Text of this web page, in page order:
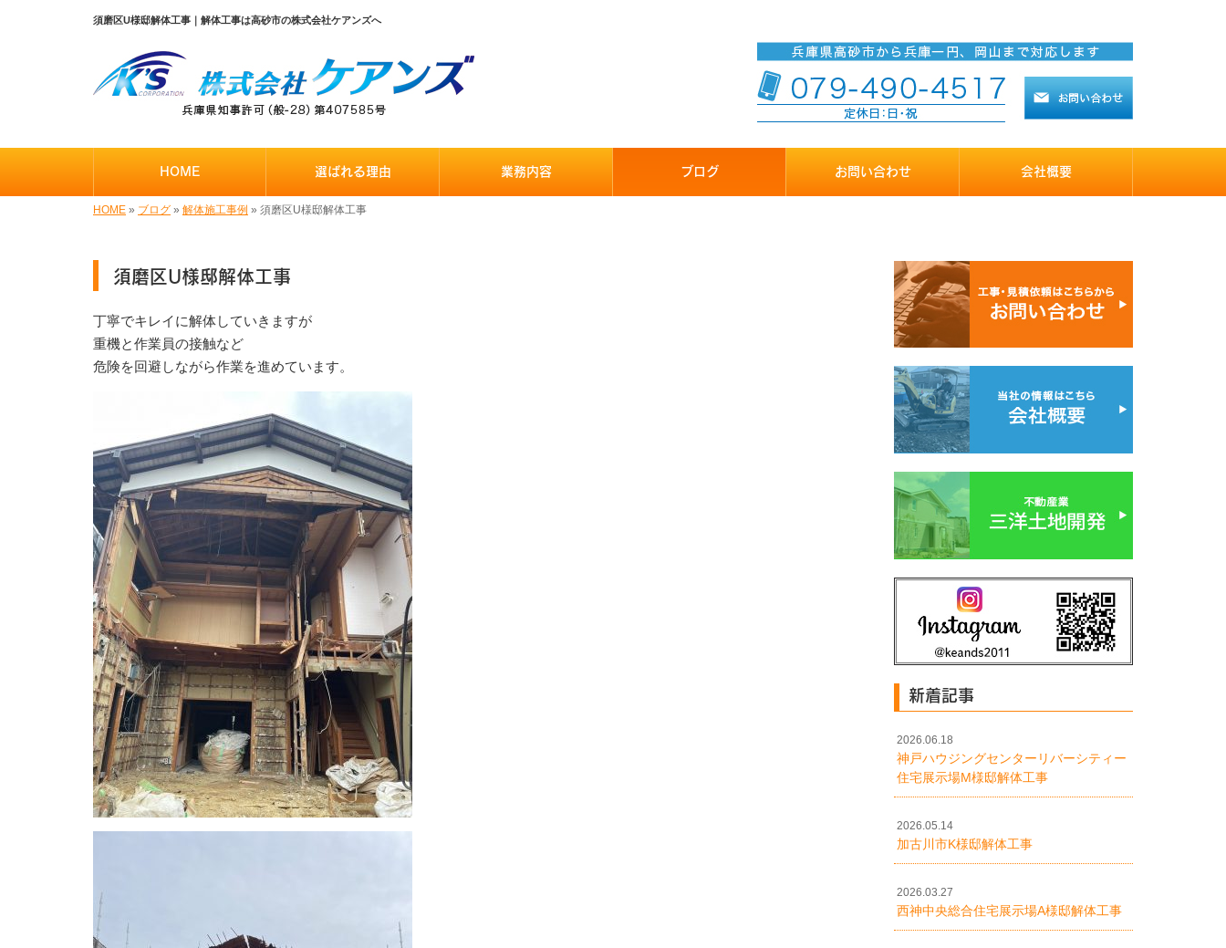
須磨区U様邸解体工事｜解体工事は高砂市の株式会社ケアンズへ
HOME 選ばれる理由 業務内容 ブログ お問い合わせ 会社概要
HOME » ブログ » 解体施工事例 » 須磨区U様邸解体工事
須磨区U様邸解体工事
丁寧でキレイに解体していきますが
重機と作業員の接触など
危険を回避しながら作業を進めています。
新着記事
2026.06.18
神戸ハウジングセンターリバーシティー
住宅展示場M様邸解体工事
2026.05.14
加古川市K様邸解体工事
2026.03.27
西神中央総合住宅展示場A様邸解体工事